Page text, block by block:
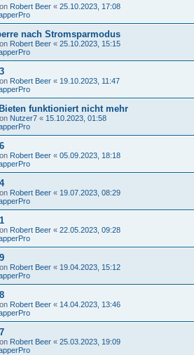
Robert Beer « 25.10.2023, 17:08
nach Stromsparmodus
Robert Beer « 25.10.2023, 15:15
Robert Beer « 19.10.2023, 11:47
funktioniert nicht mehr
Nutzer7 « 15.10.2023, 01:58
Robert Beer « 05.09.2023, 18:18
Robert Beer « 19.07.2023, 08:29
Robert Beer « 22.05.2023, 09:28
Robert Beer « 19.04.2023, 15:12
Robert Beer « 14.04.2023, 13:46
Robert Beer « 25.03.2023, 19:09